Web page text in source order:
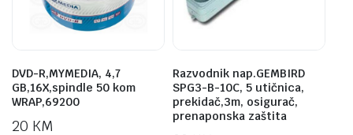
DVD-R,MYMEDIA, 4,7
GB,16X,spindle 50 kom
WRAP,69200
20 KM
Razvodnik nap.GEMBIRD
SPG3-B-10C, 5 utičnica,
prekidač,3m, osigurač,
prenaponska zaštita